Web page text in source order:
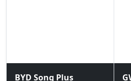
BYD Song Plus